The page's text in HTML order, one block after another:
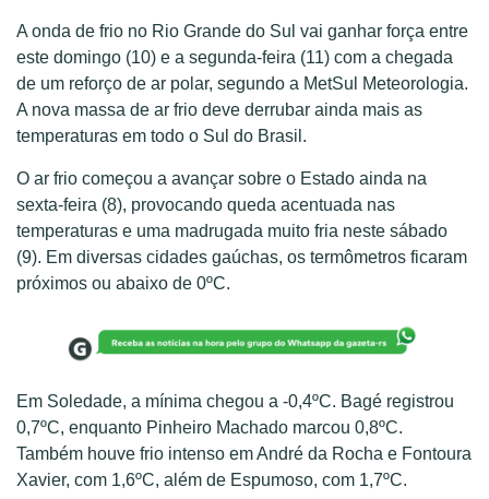
A onda de frio no Rio Grande do Sul vai ganhar força entre
este domingo (10) e a segunda-feira (11) com a chegada
de um reforço de ar polar, segundo a MetSul Meteorologia.
A nova massa de ar frio deve derrubar ainda mais as
temperaturas em todo o Sul do Brasil.
O ar frio começou a avançar sobre o Estado ainda na
sexta-feira (8), provocando queda acentuada nas
temperaturas e uma madrugada muito fria neste sábado
(9). Em diversas cidades gaúchas, os termômetros ficaram
próximos ou abaixo de 0ºC.
Em Soledade, a mínima chegou a -0,4ºC. Bagé registrou
0,7ºC, enquanto Pinheiro Machado marcou 0,8ºC.
Também houve frio intenso em André da Rocha e Fontoura
Xavier, com 1,6ºC, além de Espumoso, com 1,7ºC.